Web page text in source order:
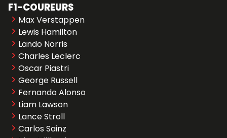
F1-COUREURS
Max Verstappen
Lewis Hamilton
Lando Norris
Charles Leclerc
Oscar Piastri
George Russell
Fernando Alonso
Liam Lawson
Lance Stroll
Carlos Sainz